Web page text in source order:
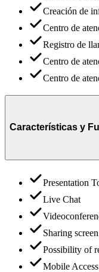
Creación de
Centro de
Registro de
Centro de
Centro de
Características y
Presentation
Live Chat
Sharing screen
Possibility of
Mobile Access